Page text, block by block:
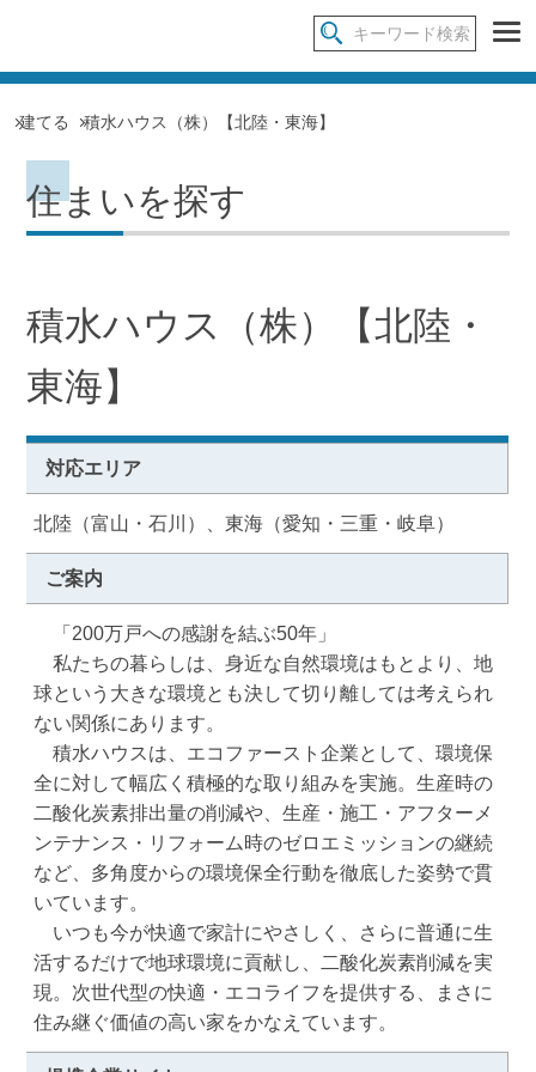
建てる 積水ハウス（株）【北陸・東海】
住まいを探す
積水ハウス（株）【北陸・
東海】
対応エリア
北陸（富山・石川）、東海（愛知・三重・岐阜）
ご案内
「200万戸への感謝を結ぶ50年」
私たちの暮らしは、身近な自然環境はもとより、地
球という大きな環境とも決して切り離しては考えられ
ない関係にあります。
積水ハウスは、エコファースト企業として、環境保
全に対して幅広く積極的な取り組みを実施。生産時の
二酸化炭素排出量の削減や、生産・施工・アフターメ
ンテナンス・リフォーム時のゼロエミッションの継続
など、多角度からの環境保全行動を徹底した姿勢で貫
いています。
いつも今が快適で家計にやさしく、さらに普通に生
活するだけで地球環境に貢献し、二酸化炭素削減を実
現。次世代型の快適・エコライフを提供する、まさに
住み継ぐ価値の高い家をかなえています。